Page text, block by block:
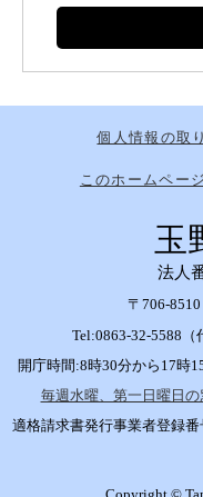
個人情報の取
このホームペー
玉
法人
〒706-
Tel:0863-32-5588
開庁時間:8時30分から17時
毎週水曜、第一日曜日
適格請求書発行事業者登録